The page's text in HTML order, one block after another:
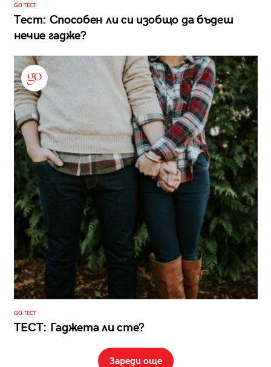
GO ТЕСТ
Тест: Способен ли си изобщо да бъдеш
нечие гадже?
GO ТЕСТ
ТЕСТ: Гаджета ли сте?
Зареди още